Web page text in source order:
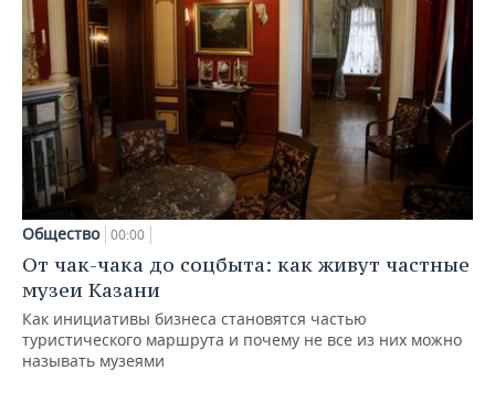
Общество 00:00
От чак-чака до соцбыта: как живут частные
музеи Казани
Как инициативы бизнеса становятся частью
туристического маршрута и почему не все из них можно
называть музеями